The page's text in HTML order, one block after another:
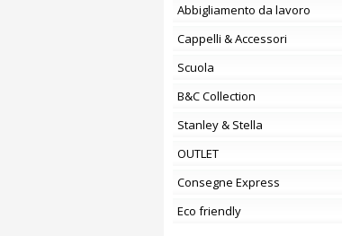
Abbigliamento da lavoro
Cappelli & Accessori
Scuola
B&C Collection
Stanley & Stella
OUTLET
Consegne Express
Eco friendly